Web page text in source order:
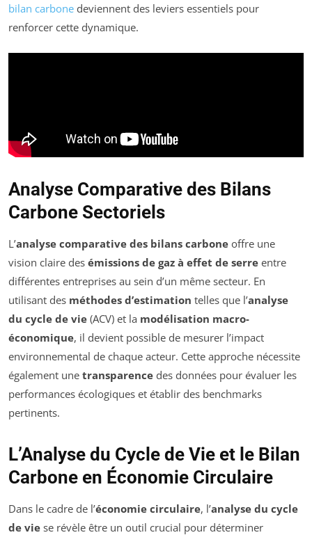
bilan carbone deviennent des leviers essentiels pour
renforcer cette dynamique.
Analyse Comparative des Bilans
Carbone Sectoriels
L’analyse comparative des bilans carbone offre une
vision claire des émissions de gaz à effet de serre entre
différentes entreprises au sein d’un même secteur. En
utilisant des méthodes d’estimation telles que l’analyse
du cycle de vie (ACV) et la modélisation macro-
économique, il devient possible de mesurer l’impact
environnemental de chaque acteur. Cette approche nécessite
également une transparence des données pour évaluer les
performances écologiques et établir des benchmarks
pertinents.
L’Analyse du Cycle de Vie et le Bilan
Carbone en Économie Circulaire
Dans le cadre de l’économie circulaire, l’analyse du cycle
de vie se révèle être un outil crucial pour déterminer